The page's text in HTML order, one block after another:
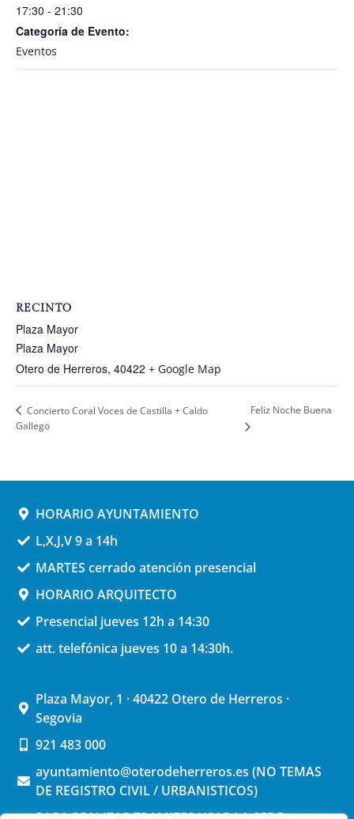
17:30 - 21:30
Categoría de Evento:
Eventos
RECINTO
Plaza Mayor
Plaza Mayor
Otero de Herreros, 40422 + Google Map
Concierto Coral Voces de Castilla + Caldo
Gallego
Feliz Noche Buena
HORARIO AYUNTAMIENTO
L,X,J,V 9 a 14h
MARTES cerrado atención presencial
HORARIO ARQUITECTO
Presencial jueves 12h a 14:30
att. telefónica jueves 10 a 14:30h.
Plaza Mayor, 1 · 40422 Otero de Herreros ·
Segovia
921 483 000
ayuntamiento@oterodeherreros.es (NO TEMAS
DE REGISTRO CIVIL / URBANISTICOS)